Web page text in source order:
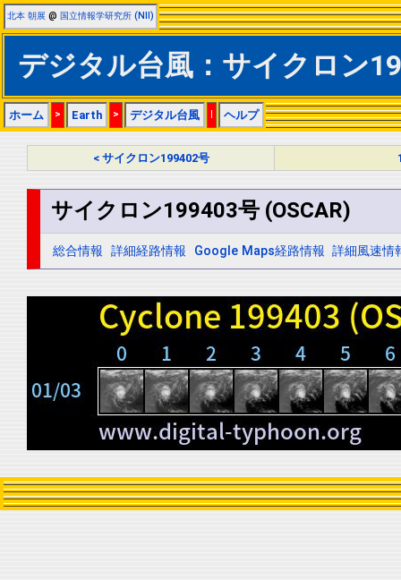
北本 朝展 @ 国立情報学研究所 (NII)
デジタル台風：サイクロン
ホーム > Earth > デジタル台風 | ヘルプ
< サイクロン199402号
サイクロン199403号 (OSCAR)
総合情報 詳細経路情報 Google Maps経路情報 詳細風速情